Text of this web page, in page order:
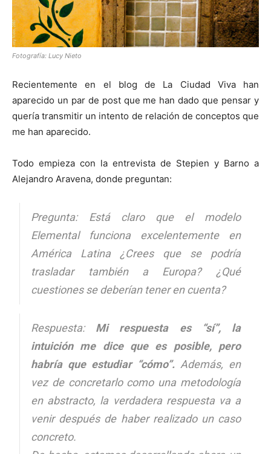
Fotografía: Lucy Nieto
Recientemente en el blog de La Ciudad Viva han
aparecido un par de post que me han dado que pensar y
quería transmitir un intento de relación de conceptos que
me han aparecido.
Todo empieza con la entrevista de Stepien y Barno a
Alejandro Aravena, donde preguntan:
Pregunta: Está claro que el modelo
Elemental funciona excelentemente en
América Latina ¿Crees que se podría
trasladar también a Europa? ¿Qué
cuestiones se deberían tener en cuenta?
Respuesta: Mi respuesta es “sí”, la
intuición me dice que es posible, pero
habría que estudiar “cómo”.Además, en
vez de concretarlo como una metodología
en abstracto, la verdadera respuesta va a
venir después de haber realizado un caso
concreto.